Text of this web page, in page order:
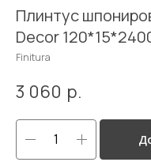
Плинтус
Decor
Finitura
3 060 р.